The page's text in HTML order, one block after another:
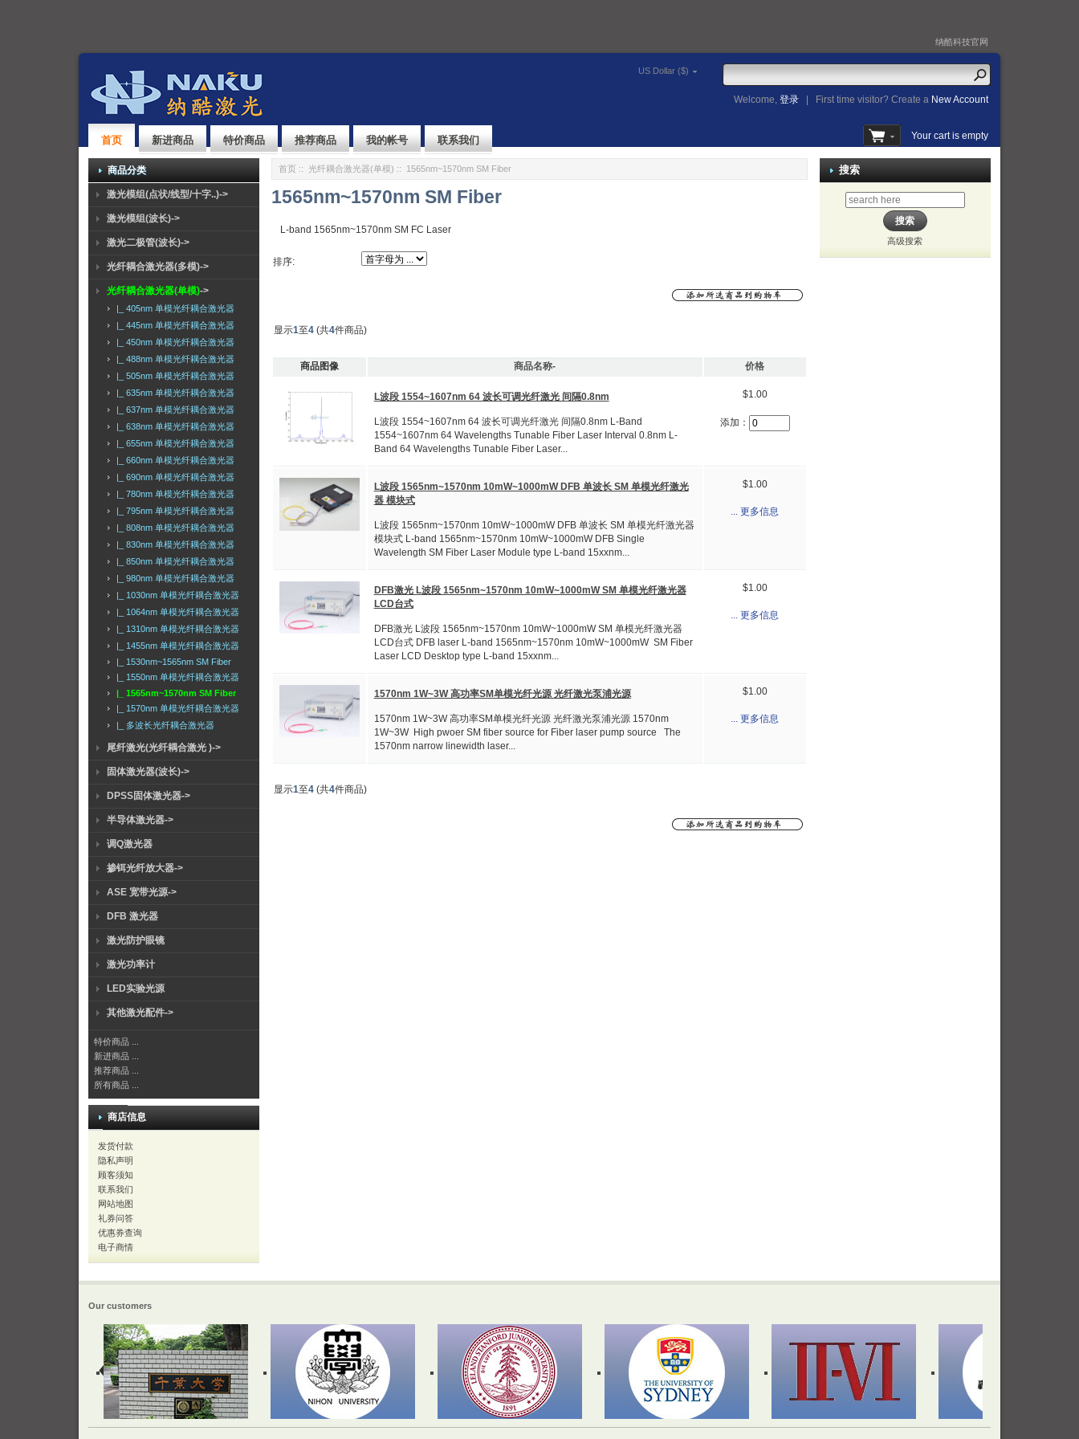
纳酷科技官网
US Dollar ($)
Welcome,登录 First time visitor? Create a New Account
首页 新进商品 特价商品 推荐商品 我的帐号 联系我们 Your cart is empty
商品分类
激光模组(点状/线型/十字..)->
激光模组(波长)->
激光二极管(波长)->
光纤耦合激光器(多模)->
光纤耦合激光器(单模)->
|_ 405nm 单模光纤耦合激光器
|_ 445nm 单模光纤耦合激光器
|_ 450nm 单模光纤耦合激光器
|_ 488nm 单模光纤耦合激光器
|_ 505nm 单模光纤耦合激光器
|_ 635nm 单模光纤耦合激光器
|_ 637nm 单模光纤耦合激光器
|_ 638nm 单模光纤耦合激光器
|_ 655nm 单模光纤耦合激光器
|_ 660nm 单模光纤耦合激光器
|_ 690nm 单模光纤耦合激光器
|_ 780nm 单模光纤耦合激光器
|_ 795nm 单模光纤耦合激光器
|_ 808nm 单模光纤耦合激光器
|_ 830nm 单模光纤耦合激光器
|_ 850nm 单模光纤耦合激光器
|_ 980nm 单模光纤耦合激光器
|_ 1030nm 单模光纤耦合激光器
|_ 1064nm 单模光纤耦合激光器
|_ 1310nm 单模光纤耦合激光器
|_ 1455nm 单模光纤耦合激光器
|_ 1530nm~1565nm SM Fiber
|_ 1550nm 单模光纤耦合激光器
|_ 1565nm~1570nm SM Fiber
|_ 1570nm 单模光纤耦合激光器
|_ 多波长光纤耦合激光器
尾纤激光(光纤耦合激光 )->
固体激光器(波长)->
DPSS固体激光器->
半导体激光器->
调Q激光器
掺铒光纤放大器->
ASE 宽带光源->
DFB 激光器
激光防护眼镜
激光功率计
LED实验光源
其他激光配件->
特价商品 ...
新进商品 ...
推荐商品 ...
所有商品 ...
商店信息
发货付款
隐私声明
顾客须知
联系我们
网站地图
礼券问答
优惠券查询
电子商情
首页 :: 光纤耦合激光器(单模) :: 1565nm~1570nm SM Fiber
1565nm~1570nm SM Fiber
L-band 1565nm~1570nm SM FC Laser
排序:
显示1至4(共4件商品)
商品图像 商品名称- 价格
L波段 1554~1607nm 64 波长可调光纤激光 间隔0.8nm
L波段 1554~1607nm 64 波长可调光纤激光 间隔0.8nm L-Band
1554~1607nm 64 Wavelengths Tunable Fiber Laser Interval 0.8nm L-
Band 64 Wavelengths Tunable Fiber Laser...
$1.00
添加：
L波段 1565nm~1570nm 10mW~1000mW DFB 单波长 SM 单模光纤激光
器 模块式
L波段 1565nm~1570nm 10mW~1000mW DFB 单波长 SM 单模光纤激光器
模块式 L-band 1565nm~1570nm 10mW~1000mW DFB Single
Wavelength SM Fiber Laser Module type L-band 15xxnm...
$1.00
... 更多信息
DFB激光 L波段 1565nm~1570nm 10mW~1000mW SM 单模光纤激光器
LCD台式
DFB激光 L波段 1565nm~1570nm 10mW~1000mW SM 单模光纤激光器
LCD台式 DFB laser L-band 1565nm~1570nm 10mW~1000mW SM Fiber
Laser LCD Desktop type L-band 15xxnm...
$1.00
... 更多信息
1570nm 1W~3W 高功率SM单模光纤光源 光纤激光泵浦光源
1570nm 1W~3W 高功率SM单模光纤光源 光纤激光泵浦光源 1570nm
1W~3W High pwoer SM fiber source for Fiber laser pump source The
1570nm narrow linewidth laser...
$1.00
... 更多信息
显示1至4(共4件商品)
搜索
高级搜索
Our customers